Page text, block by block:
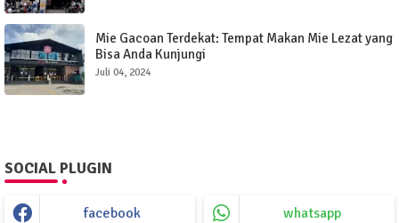
Mie Gacoan Terdekat: Tempat Makan Mie Lezat yang
Bisa Anda Kunjungi
Juli 04, 2024
SOCIAL PLUGIN
facebook whatsapp